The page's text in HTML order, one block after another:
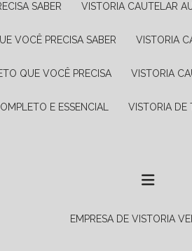
SABER VISTORIA CAUTELAR
VOCÊ PRECISA SABER VISTORIA
QUE VOCÊ PRECISA VISTORIA
E ESSENCIAL VISTORIA
EMPRESA DE VISTORIA